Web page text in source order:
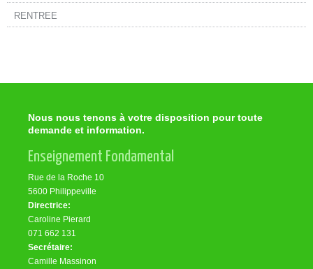
RENTREE
Nous nous tenons à votre disposition pour toute
demande et information.
Enseignement Fondamental
Rue de la Roche 10
5600 Philippeville
Directrice:
Caroline Pierard
071 662 131
Secrétaire:
Camille Massinon